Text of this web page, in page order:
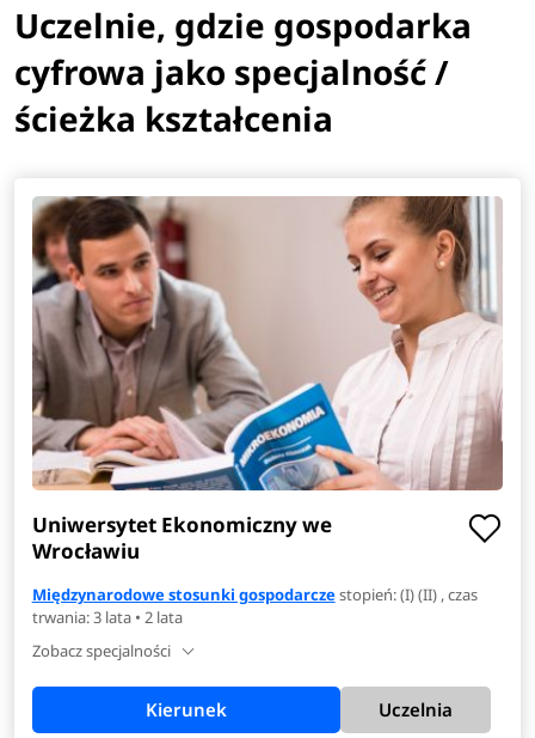
Uczelnie, gdzie gospodarka
cyfrowa jako specjalność /
ścieżka kształcenia
Uniwersytet Ekonomiczny we
Wrocławiu
Międzynarodowe stosunki gospodarczestopień: (I) (II) , czas
trwania: 3 lata • 2 lata
Zobacz specjalności
Kierunek Uczelnia